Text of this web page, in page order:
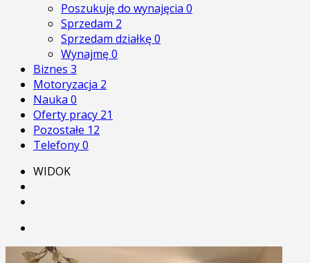
Poszukuję do wynajęcia 0
Sprzedam 2
Sprzedam działkę0
Wynajmę0
Biznes 3
Motoryzacja 2
Nauka 0
Oferty pracy 21
Pozostałe 12
Telefony0
WIDOK